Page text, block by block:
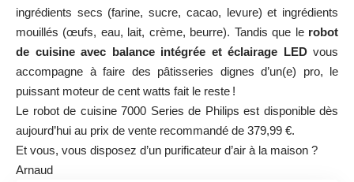
ingrédients secs (farine, sucre, cacao, levure) et ingrédients
mouillés (œufs, eau, lait, crème, beurre). Tandis que le robot
de cuisine avec balance intégrée et éclairage LEDvous
accompagne à faire des pâtisseries dignes d’un(e) pro, le
puissant moteur de cent watts fait le reste !
Le robot de cuisine 7000 Series de Philips est disponible dès
aujourd’hui au prix de vente recommandé de 379,99 €.
Et vous, vous disposez d’un purificateur d’air à la maison ?
Arnaud